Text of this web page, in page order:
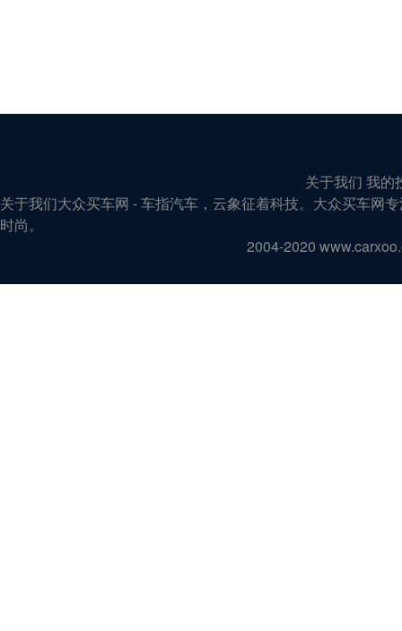
关于我们 我的
关于我们大众买车网 - 车指汽车，云象征着科技。大众买车网
时尚。
2004-2020